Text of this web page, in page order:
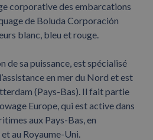
corporative des embarcations
de Boluda Corporación
blanc, bleu et rouge.
de sa puissance, est spécialisé
en mer du Nord et est
(Pays-Bas). Il fait partie
Europe, qui est active dans
aux Pays-Bas, en
au Royaume-Uni.